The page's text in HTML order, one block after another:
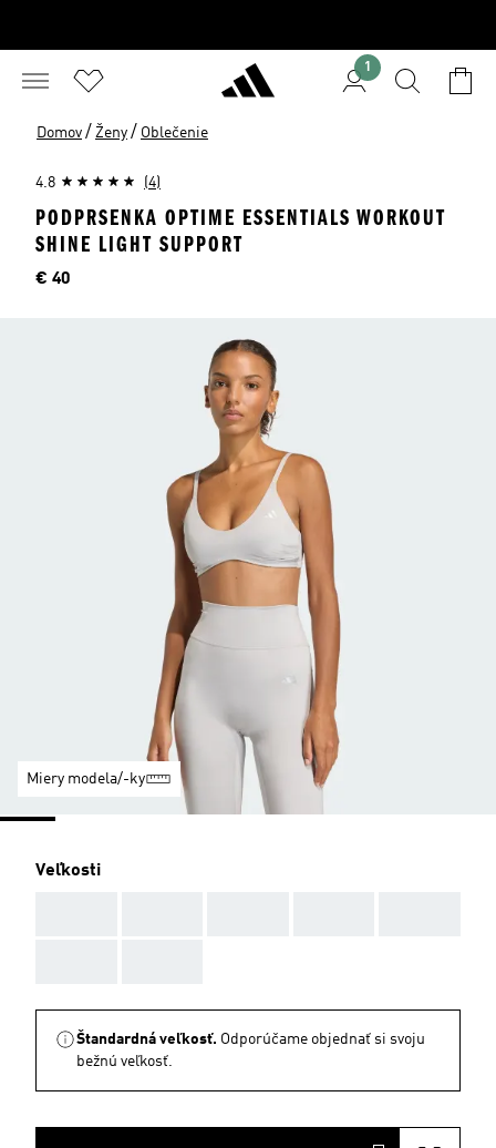
1
Domov / Ženy / Oblečenie
4.8 (4)
PODPRSENKA OPTIME ESSENTIALS WORKOUT
SHINE LIGHT SUPPORT
Cena
€ 40
Miery modela/-ky
Veľkosti
Štandardná veľkosť. Odporúčame objednať si svoju
bežnú veľkosť.